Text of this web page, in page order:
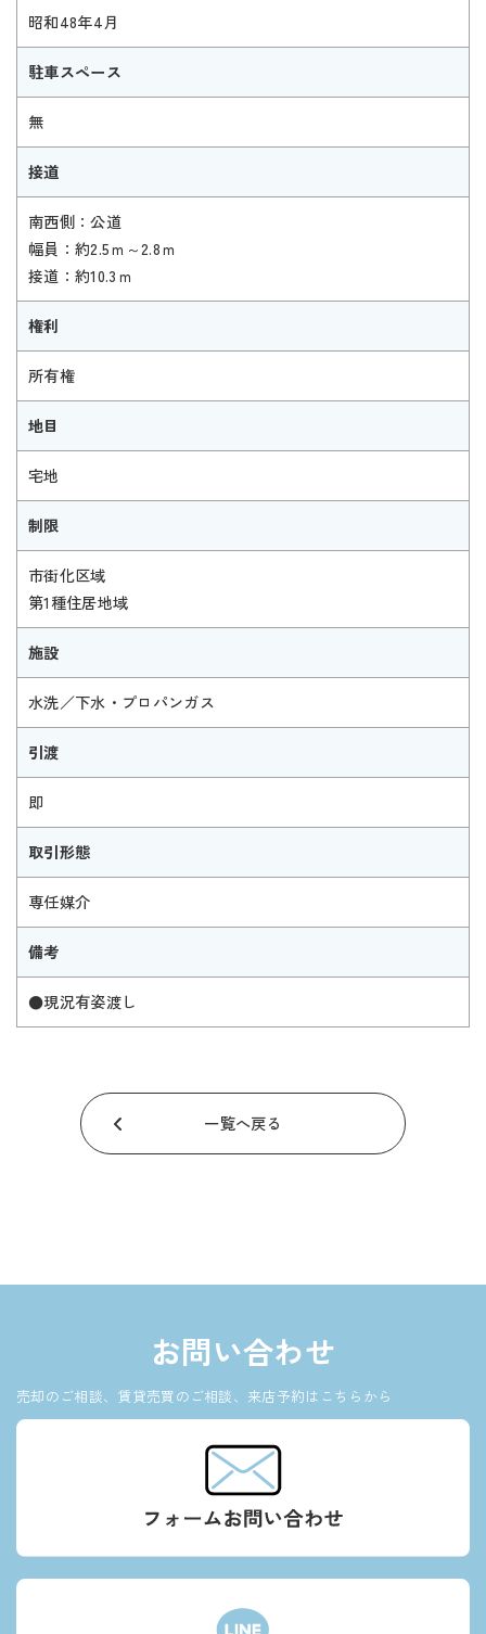
昭和48年4月
駐車スペース
無
接道
南西側：公道
幅員：約2.5ｍ～2.8ｍ
接道：約10.3ｍ
権利
所有権
地目
宅地
制限
市街化区域
第1種住居地域
施設
水洗／下水・プロパンガス
引渡
即
取引形態
専任媒介
備考
●現況有姿渡し
一覧へ戻る
お問い合わせ
売却のご相談、賃貸売買のご相談、来店予約はこちらから